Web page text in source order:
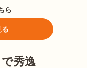
ら
秀逸